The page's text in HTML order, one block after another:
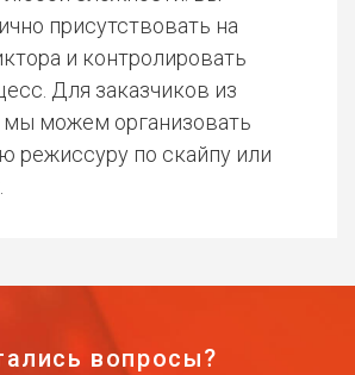
присутствовать на
и контролировать
Для заказчиков из
мы можем организовать
режиссуру по скайпу или
вопросы?